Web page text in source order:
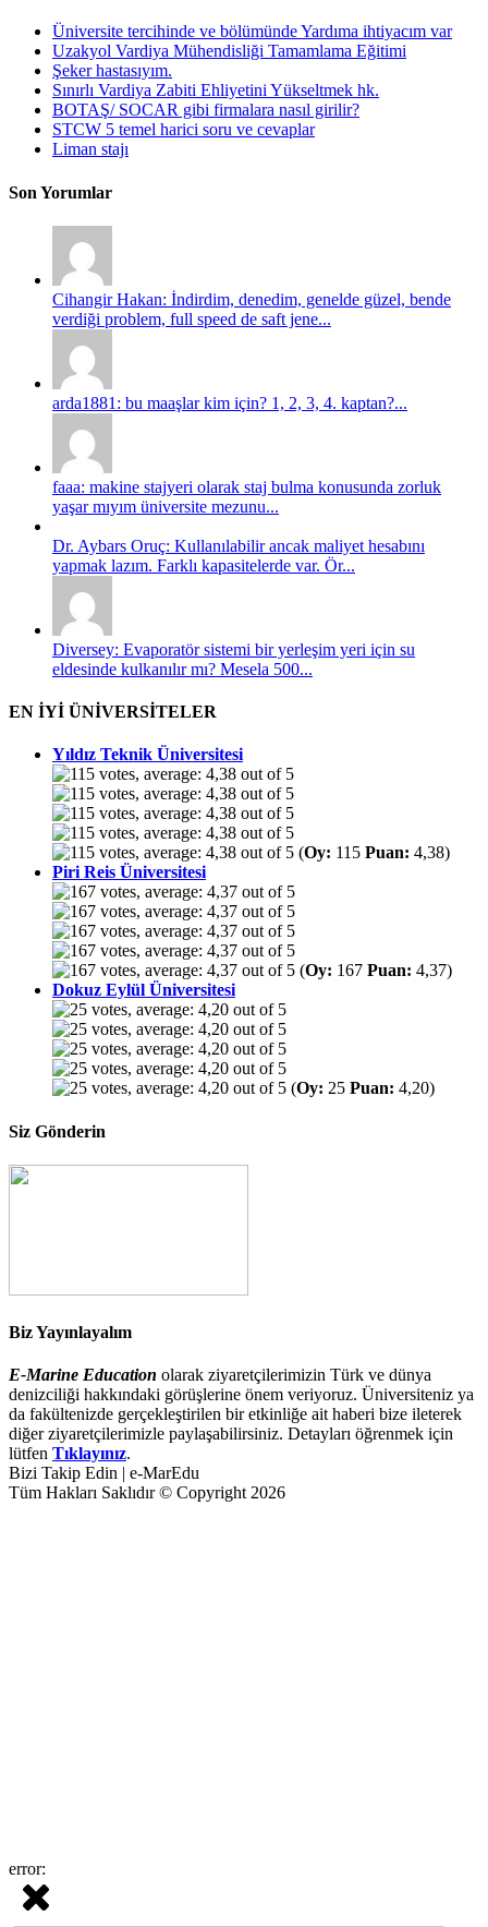
Üniversite tercihinde ve bölümünde Yardıma ihtiyacım var
Uzakyol Vardiya Mühendisliği Tamamlama Eğitimi
Şeker hastasıyım.
Sınırlı Vardiya Zabiti Ehliyetini Yükseltmek hk.
BOTAŞ/ SOCAR gibi firmalara nasıl girilir?
STCW 5 temel harici soru ve cevaplar
Liman stajı
Son Yorumlar
Cihangir Hakan: İndirdim, denedim, genelde güzel, bende
verdiği problem, full speed de saft jene...
arda1881: bu maaşlar kim için? 1, 2, 3, 4. kaptan?...
faaa: makine stajyeri olarak staj bulma konusunda zorluk
yaşar mıyım üniversite mezunu...
Dr. Aybars Oruç: Kullanılabilir ancak maliyet hesabını
yapmak lazım. Farklı kapasitelerde var. Ör...
Diversey: Evaporatör sistemi bir yerleşim yeri için su
eldesinde kulkanılır mı? Mesela 500...
EN İYİ ÜNİVERSİTELER
Yıldız Teknik Üniversitesi
(Oy: 115 Puan: 4,38)
Piri Reis Üniversitesi
(Oy: 167 Puan: 4,37)
Dokuz Eylül Üniversitesi
(Oy: 25 Puan: 4,20)
Siz Gönderin
Biz Yayınlayalım
E-Marine Education olarak ziyaretçilerimizin Türk ve dünya
denizciliği hakkındaki görüşlerine önem veriyoruz. Üniversiteniz ya
da fakültenizde gerçekleştirilen bir etkinliğe ait haberi bize ileterek
diğer ziyaretçilerimizle paylaşabilirsiniz. Detayları öğrenmek için
lütfen Tıklayınız.
Bizi Takip Edin | e-MarEdu
Tüm Hakları Saklıdır © Copyright 2026
error: